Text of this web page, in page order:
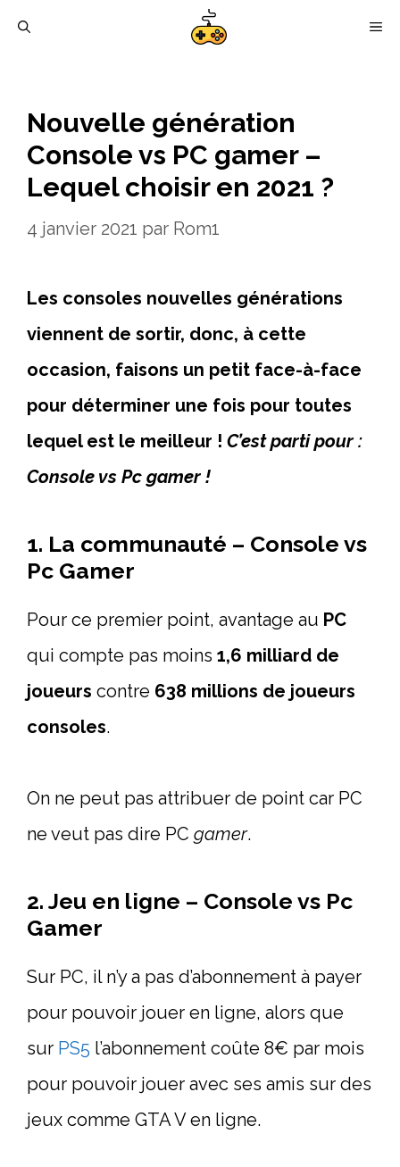
Aller
Nouvelle génération
Console vs PC gamer –
Lequel choisir en 2021 ?
4 janvier 2021 par Rom1
Les consoles nouvelles générations
viennent de sortir, donc, à cette
occasion, faisons un petit face-à-face
pour déterminer une fois pour toutes
lequel est le meilleur ! C’est parti pour :
Console vs Pc gamer !
1. La communauté – Console vs
Pc Gamer
Pour ce premier point, avantage au PC
qui compte pas moins 1,6 milliard de
joueurs contre 638 millions de joueurs
consoles.
On ne peut pas attribuer de point car PC
ne veut pas dire PC gamer.
2. Jeu en ligne – Console vs Pc
Gamer
Sur PC, il n’y a pas d’abonnement à payer
pour pouvoir jouer en ligne, alors que
sur PS5 l’abonnement coûte 8€ par mois
pour pouvoir jouer avec ses amis sur des
jeux comme GTA V en ligne.